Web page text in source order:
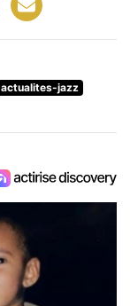
actualites-jazz